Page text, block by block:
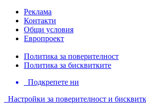
Реклама
Контакти
Общи условия
Европроект
Политика за поверителност
Политика за бисквитките
Подкрепете ни
Настройки за поверителност и